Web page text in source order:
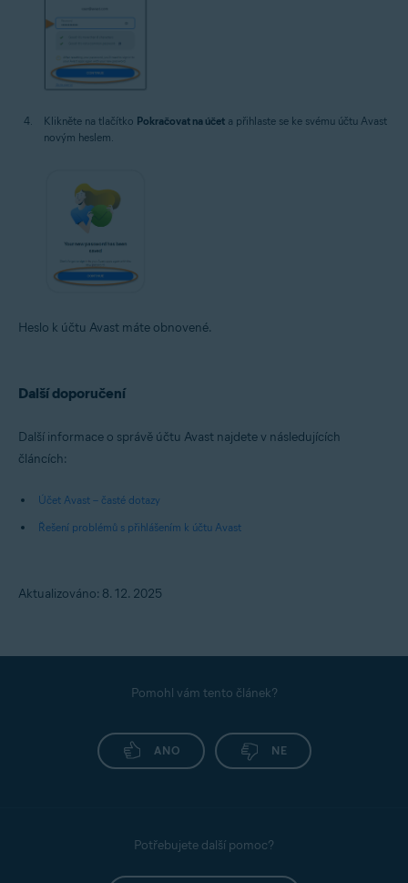
Klikněte na tlačítko Pokračovat na účet a přihlaste se ke svému účtu Avast
novým heslem.
Heslo k účtu Avast máte obnovené.
Další doporučení
Další informace o správě účtu Avast najdete v následujících
článcích:
Účet Avast – časté dotazy
Řešení problémů s přihlášením k účtu Avast
Aktualizováno: 8. 12. 2025
Pomohl vám tento článek?
ANO NE
Potřebujete další pomoc?